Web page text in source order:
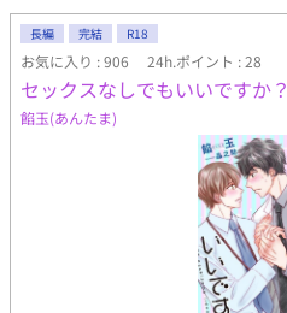
長編 完結 R18
お気に入り : 906 24h.ポイント : 28
セックスなしでもいいですか？
餡玉(あんたま)